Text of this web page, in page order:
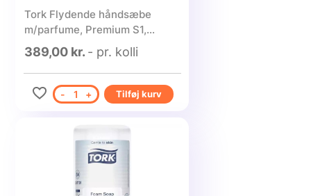
Tork Flydende håndsæbe
m/parfume, Premium S1,
1000ml - 6 stk.
389,00 kr. - pr. kolli
- 1 + Tilføj kurv